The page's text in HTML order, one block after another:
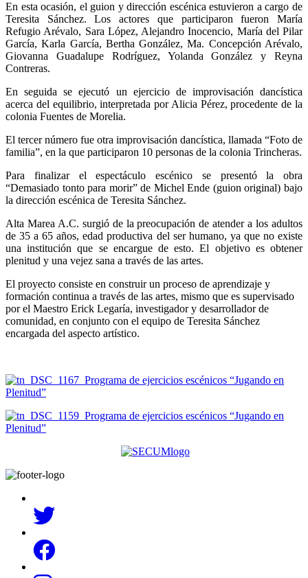
En esta ocasión, el guion y dirección escénica estuvieron a cargo de
Teresita Sánchez. Los actores que participaron fueron María
Refugio Arévalo, Sara López, Alejandro Inocencio, María del Pilar
García, Karla García, Bertha González, Ma. Concepción Arévalo,
Giovanna Guadalupe Rodríguez, Yolanda González y Reyna
Contreras.
En seguida se ejecutó un ejercicio de improvisación dancística
acerca del equilibrio, interpretada por Alicia Pérez, procedente de la
colonia Fuentes de Morelia.
El tercer número fue otra improvisación dancística, llamada “Foto de
familia”, en la que participaron 10 personas de la colonia Trincheras.
Para finalizar el espectáculo escénico se presentó la obra
“Demasiado tonto para morir” de Michel Ende (guion original) bajo
la dirección escénica de Teresita Sánchez.
Alta Marea A.C. surgió de la preocupación de atender a los adultos
de 35 a 65 años, edad productiva del ser humano, ya que no existe
una institución que se encargue de esto. El objetivo es obtener
plenitud y una vejez sana a través de las artes.
El proyecto consiste en construir un proceso de aprendizaje y
formación continua a través de las artes, mismo que es supervisado
por el Maestro Erick Legaría, investigador y desarrollador de
comunidad, en conjunto con el equipo de Teresita Sánchez
encargada del aspecto artístico.